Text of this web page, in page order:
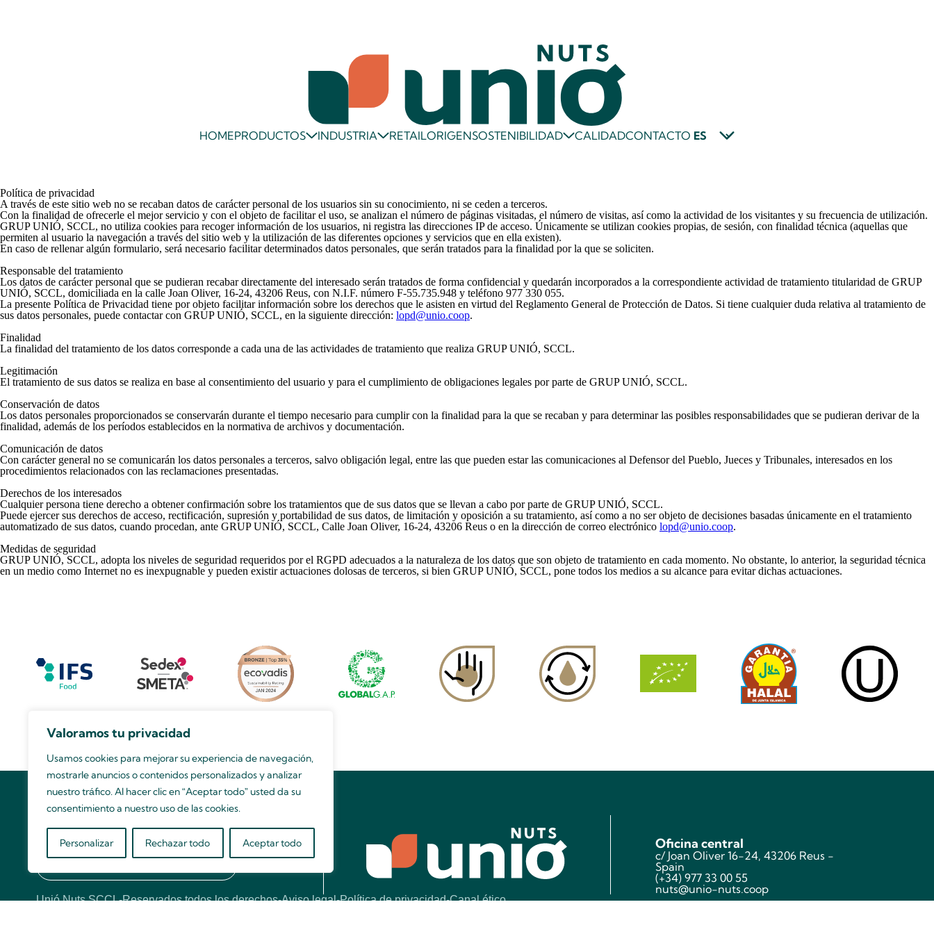
Valoramos tu privacidad
Usamos cookies para mejorar su experiencia de navegación,
mostrarle anuncios o contenidos personalizados y analizar
nuestro tráfico. Al hacer clic en “Aceptar todo” usted da su
consentimiento a nuestro uso de las cookies.
Personalizar Rechazar todo Aceptar todo
HOMEPRODUCTOS INDUSTRIA RETAILORIGENSOSTENIBILIDAD CALIDADCONTACTO
Política de privacidad
A través de este sitio web no se recaban datos de carácter personal de los usuarios sin su conocimiento, ni se ceden a terceros.
Con la finalidad de ofrecerle el mejor servicio y con el objeto de facilitar el uso, se analizan el número de páginas visitadas, el número de visitas, así como la actividad de los visitantes y su frecuencia de utilización.
GRUP UNIÓ, SCCL, no utiliza cookies para recoger información de los usuarios, ni registra las direcciones IP de acceso. Únicamente se utilizan cookies propias, de sesión, con finalidad técnica (aquellas que
permiten al usuario la navegación a través del sitio web y la utilización de las diferentes opciones y servicios que en ella existen).
En caso de rellenar algún formulario, será necesario facilitar determinados datos personales, que serán tratados para la finalidad por la que se soliciten.
Responsable del tratamiento
Los datos de carácter personal que se pudieran recabar directamente del interesado serán tratados de forma confidencial y quedarán incorporados a la correspondiente actividad de tratamiento titularidad de GRUP
UNIÓ, SCCL, domiciliada en la calle Joan Oliver, 16-24, 43206 Reus, con N.I.F. número F-55.735.948 y teléfono 977 330 055.
La presente Política de Privacidad tiene por objeto facilitar información sobre los derechos que le asisten en virtud del Reglamento General de Protección de Datos. Si tiene cualquier duda relativa al tratamiento de
sus datos personales, puede contactar con GRUP UNIÓ, SCCL, en la siguiente dirección: lopd@unio.coop.
Finalidad
La finalidad del tratamiento de los datos corresponde a cada una de las actividades de tratamiento que realiza GRUP UNIÓ, SCCL.
Legitimación
El tratamiento de sus datos se realiza en base al consentimiento del usuario y para el cumplimiento de obligaciones legales por parte de GRUP UNIÓ, SCCL.
Conservación de datos
Los datos personales proporcionados se conservarán durante el tiempo necesario para cumplir con la finalidad para la que se recaban y para determinar las posibles responsabilidades que se pudieran derivar de la
finalidad, además de los períodos establecidos en la normativa de archivos y documentación.
Comunicación de datos
Con carácter general no se comunicarán los datos personales a terceros, salvo obligación legal, entre las que pueden estar las comunicaciones al Defensor del Pueblo, Jueces y Tribunales, interesados en los
procedimientos relacionados con las reclamaciones presentadas.
Derechos de los interesados
Cualquier persona tiene derecho a obtener confirmación sobre los tratamientos que de sus datos que se llevan a cabo por parte de GRUP UNIÓ, SCCL.
Puede ejercer sus derechos de acceso, rectificación, supresión y portabilidad de sus datos, de limitación y oposición a su tratamiento, así como a no ser objeto de decisiones basadas únicamente en el tratamiento
automatizado de sus datos, cuando procedan, ante GRUP UNIÓ, SCCL, Calle Joan Oliver, 16-24, 43206 Reus o en la dirección de correo electrónico lopd@unio.coop.
Medidas de seguridad
GRUP UNIÓ, SCCL, adopta los niveles de seguridad requeridos por el RGPD adecuados a la naturaleza de los datos que son objeto de tratamiento en cada momento. No obstante, lo anterior, la seguridad técnica
en un medio como Internet no es inexpugnable y pueden existir actuaciones dolosas de terceros, si bien GRUP UNIÓ, SCCL, pone todos los medios a su alcance para evitar dichas actuaciones.
¡Contacta con nuestro equipo comercial!
Oficina central
c/ Joan Oliver 16-24, 43206 Reus -
Spain
(+34) 977 33 00 55
nuts@unio-nuts.coop
Unió Nuts SCCL-Reservados todos los derechos-Aviso legal Política de privacidad Canal ético